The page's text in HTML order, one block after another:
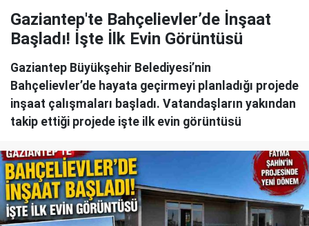
Gaziantep'te Bahçelievler’de İnşaat
Başladı! İşte İlk Evin Görüntüsü
Gaziantep Büyükşehir Belediyesi’nin
Bahçelievler’de hayata geçirmeyi planladığı projede
inşaat çalışmaları başladı. Vatandaşların yakından
takip ettiği projede işte ilk evin görüntüsü